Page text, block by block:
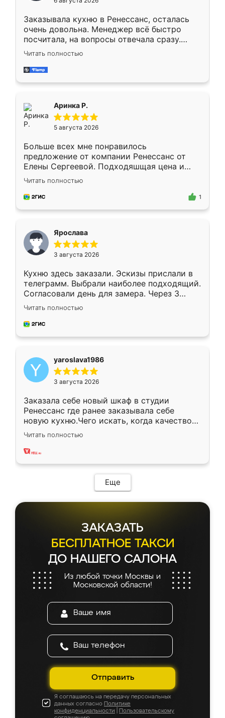
мебели буду заказывать только здесь.
Заказывала кухню в Ренессанс, осталась
очень довольна. Менеджер всё быстро
посчитала, на вопросы отвечала сразу.
Замерщик приехал в субботу, подошёл к
делу со всей ответственностью. Собрали
за день, ребята работали аккуратно, даже
Читать полностью
Аринка Р.
5 августа 2026
Больше всех мне понравилось
предложение от компании Ренессанс от
Елены Сергеевой. Подходяшщая цена и
короткие сроки изготовления. Приехавший
для замера сотрудник Владислав
предложил по моему эскизу самый
Читать полностью
1
Ярослава
3 августа 2026
Кухню здесь заказали. Эскизы прислали в
телеграмм. Выбрали наиболее подходящий.
Согласовали день для замера. Через 3
недели кухня была уже готова. Остались
довольны работой. Спасибо Ренессанс
мебель за качественную работу!
Читать полностью
yaroslava1986
3 августа 2026
Заказала себе новый шкаф в студии
Ренессанс где ранее заказывала себе
новую кухню.Чего искать, когда качеством
вполне довольна. Служит кухня уже почти
два года, нареканий нет.
Читать полностью
Еще
ЗАКАЗАТЬ
БЕСПЛАТНОЕ ТАКСИ
ДО НАШЕГО САЛОНА
Из любой точки Москвы и
Московской области!
Отправить
Я соглашаюсь на передачу персональных
данных согласно Политике
конфиденциальности
Пользовательскому